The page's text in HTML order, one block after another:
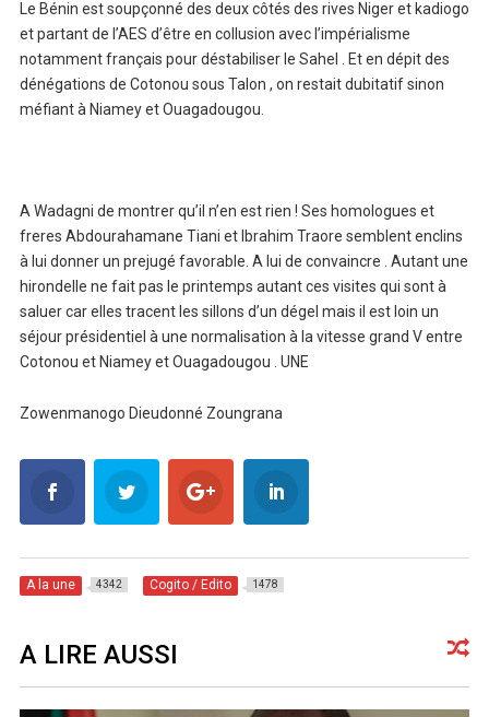
Le Bénin est soupçonné des deux côtés des rives Niger et kadiogo
et partant de l’AES d’être en collusion avec l’impérialisme
notamment français pour déstabiliser le Sahel . Et en dépit des
dénégations de Cotonou sous Talon , on restait dubitatif sinon
méfiant à Niamey et Ouagadougou.
A Wadagni de montrer qu’il n’en est rien ! Ses homologues et
freres Abdourahamane Tiani et Ibrahim Traore semblent enclins
à lui donner un prejugé favorable. A lui de convaincre . Autant une
hirondelle ne fait pas le printemps autant ces visites qui sont à
saluer car elles tracent les sillons d’un dégel mais il est loin un
séjour présidentiel à une normalisation à la vitesse grand V entre
Cotonou et Niamey et Ouagadougou . UNE
Zowenmanogo Dieudonné Zoungrana
A la une 4342 Cogito / Edito 1478
A LIRE AUSSI